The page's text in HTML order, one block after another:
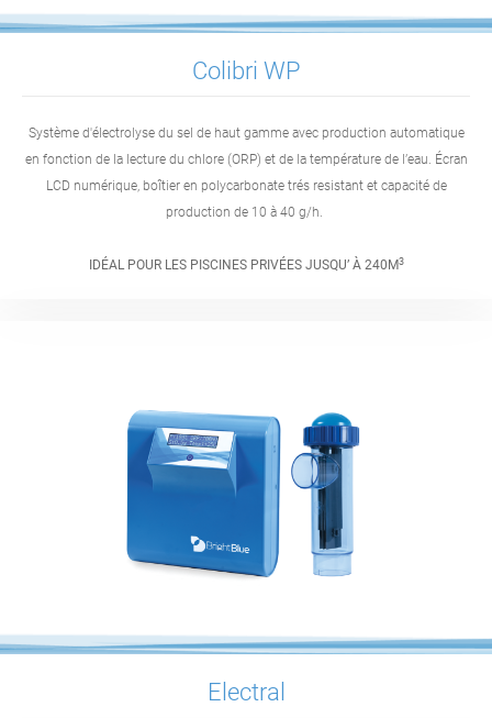
Colibri WP
Système d'électrolyse du sel de haut gamme avec production automatique
en fonction de la lecture du chlore (ORP) et de la température de l’eau. Écran
LCD numérique, boîtier en polycarbonate trés resistant et capacité de
production de 10 à 40 g/h.
IDÉAL POUR LES PISCINES PRIVÉES JUSQU’ À 240M3
Electral